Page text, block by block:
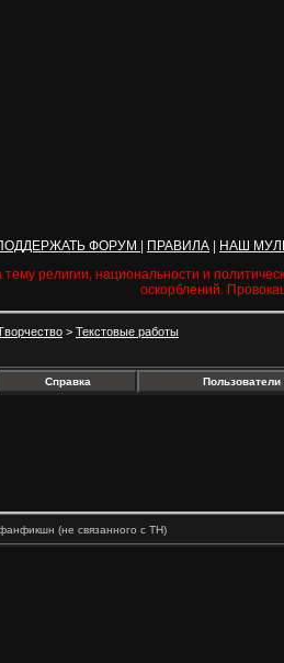
ФОРУМ ПРАВИЛА
НАШ
религии, национальности и
оскорблений.
> Текстовые работы
Справка Пользователи
(не связанного с ТН)